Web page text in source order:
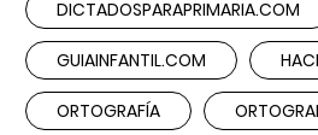
DICTADOSPARAPRIMARIA.COM
GUIAINFANTIL.COM
ORTOGRAFÍA